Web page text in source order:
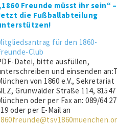
Freunde müsst ihr sein“ –
die Fußballabteilung
für den 1860-
Club
Datei, bitte ausfüllen,
und einsenden
von 1860 e.V., Sekretariat
Grünwalder Straße 114, 81547
oder per Fax an: 089/64 27
oder per E-Mail an